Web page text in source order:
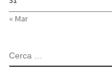
« Mar
CERCA